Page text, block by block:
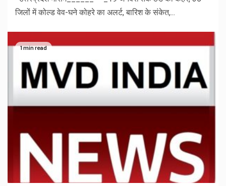
जिलों में कोल्ड वेव-घने कोहरे का अलर्ट, बारिश के संकेत,...
1 min read